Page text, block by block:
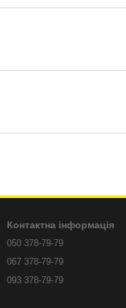
Контактна інформація
050 378-79-79
067 378-79-79
093 378-79-79